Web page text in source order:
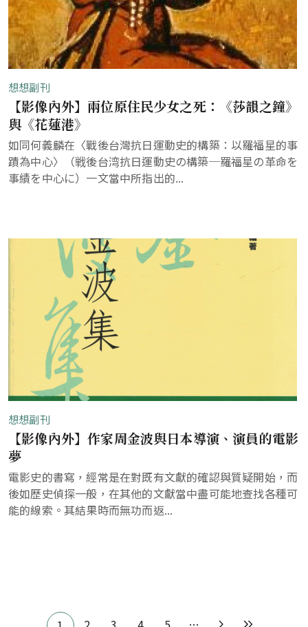
想想副刊
【影像內外】兩位原住民少女之死：《莎韻之鐘》
與《花蓮港》
如同何義麟在〈戰後台灣抗日運動史的構築：以羅福星的事
蹟為中心〉（戦後台湾抗日運動史の構築─羅福星の革命を
事績を中心に）一文當中所指出的...
想想副刊
【影像內外】作家周金波與日本導演、演員的電影
夢
電影史的書寫，經常是在對既有文獻的確認與質疑開始，而
後如歷史偵探一般，在其他的文獻當中盡可能地查找各種可
能的線索。其結果時而無功而返...
Pagination